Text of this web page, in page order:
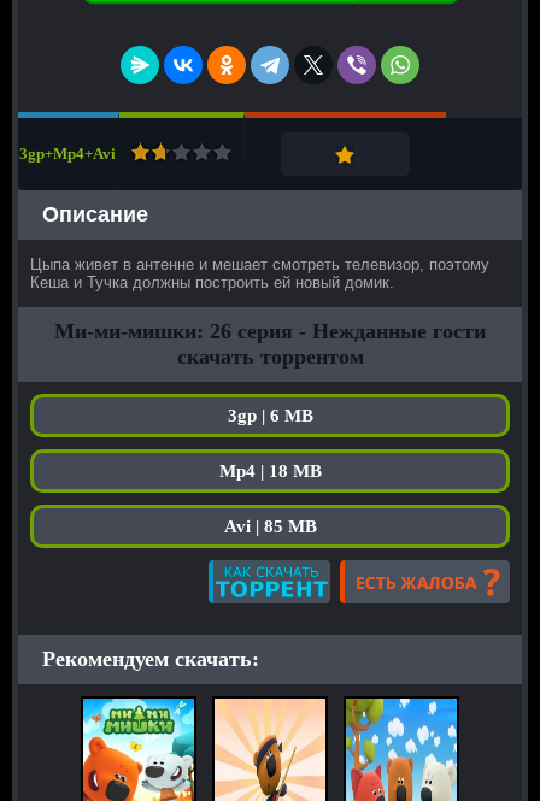
3gp+Mp4+Avi
Описание
Цыпа живет в антенне и мешает смотреть телевизор, поэтому
Кеша и Тучка должны построить ей новый домик.
Ми-ми-мишки: 26 серия - Нежданные гости
скачать торрентом
3gp | 6 MB
Mp4 | 18 MB
Avi | 85 MB
Рекомендуем скачать: